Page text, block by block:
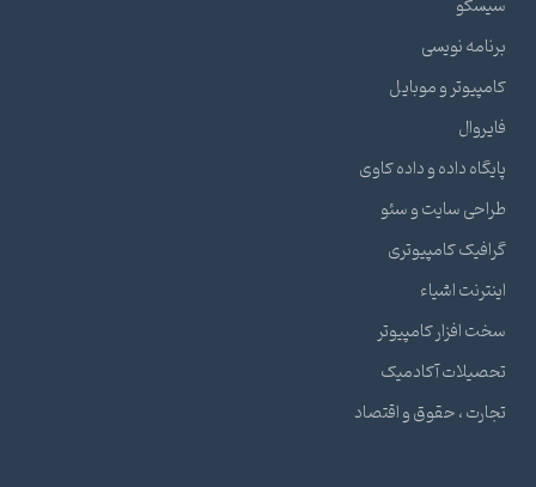
سیسکو
برنامه نویسی
کامپیوتر و موبایل
فایروال
پایگاه داده و داده کاوی
طراحی سایت و سئو
گرافیک کامپیوتری
اینترنت اشیاء
سخت افزار کامپیوتر
تحصیلات آکادمیک
تجارت ، حقوق و اقتصاد